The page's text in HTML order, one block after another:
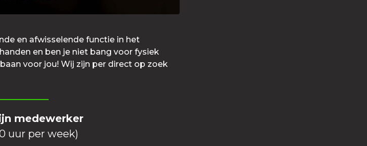
en afwisselende functie in het
en ben je niet bang voor fysiek
voor jou! Wij zijn per direct op zoek
medewerker
uur per week)